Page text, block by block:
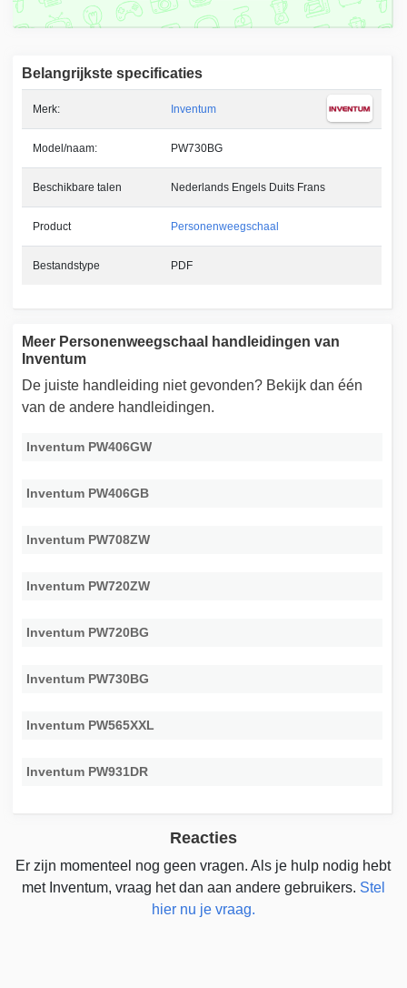
Belangrijkste specificaties
Merk: Inventum
Model/naam: PW730BG
Beschikbare talen Nederlands Engels Duits Frans
Product Personenweegschaal
Bestandstype PDF
Meer Personenweegschaal handleidingen van
Inventum
De juiste handleiding niet gevonden? Bekijk dan één
van de andere handleidingen.
Inventum PW406GW
Inventum PW406GB
Inventum PW708ZW
Inventum PW720ZW
Inventum PW720BG
Inventum PW730BG
Inventum PW565XXL
Inventum PW931DR
Reacties
Er zijn momenteel nog geen vragen. Als je hulp nodig hebt
met Inventum, vraag het dan aan andere gebruikers. Stel
hier nu je vraag.